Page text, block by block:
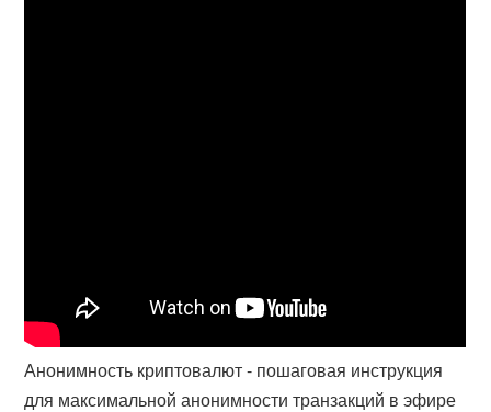
Анонимность криптовалют - пошаговая инструкция
для максимальной анонимности транзакций в эфире